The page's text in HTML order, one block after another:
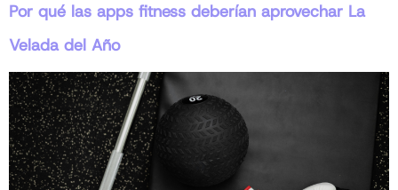
Por qué las apps fitness deberían aprovechar La
Velada del Año